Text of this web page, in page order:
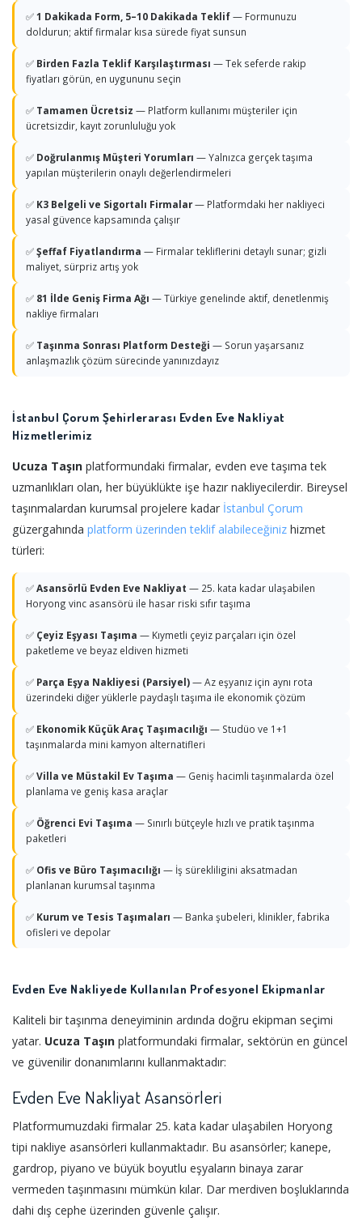
✅1 Dakikada Form, 5–10 Dakikada Teklif— Formunuzu
doldurun; aktif firmalar kısa sürede fiyat sunsun
✅ Birden Fazla Teklif Karşılaştırması — Tek seferde rakip
fiyatları görün, en uygununu seçin
✅ Tamamen Ücretsiz — Platform kullanımı müşteriler için
ücretsizdir, kayıt zorunluluğu yok
✅ Doğrulanmış Müşteri Yorumları — Yalnızca gerçek taşıma
yapılan müşterilerin onaylı değerlendirmeleri
✅ K3 Belgeli ve Sigortalı Firmalar— Platformdaki her nakliyeci
yasal güvence kapsamında çalışır
✅Şeffaf Fiyatlandırma — Firmalar tekliflerini detaylı sunar; gizli
maliyet, sürpriz artış yok
✅ 81 İlde Geniş Firma Ağı — Türkiye genelinde aktif, denetlenmiş
nakliye firmaları
✅ Taşınma Sonrası Platform Desteği — Sorun yaşarsanız
anlaşmazlık çözüm sürecinde yanınızdayız
İstanbul Çorum Şehirlerarası Evden Eve Nakliyat
Hizmetlerimiz
Ucuza Taşın platformundaki firmalar, evden eve taşıma tek
uzmanlıkları olan, her büyüklükte işe hazır nakliyecilerdir. Bireysel
taşınmalardan kurumsal projelere kadar İstanbul Çorum
güzergahında platform üzerinden teklif alabileceğiniz hizmet
türleri:
✅Asansörlü Evden Eve Nakliyat — 25. kata kadar ulaşabilen
Horyong vinc asansörü ile hasar riski sıfır taşıma
✅ Çeyiz Eşyası Taşıma — Kıymetli çeyiz parçaları için özel
paketleme ve beyaz eldiven hizmeti
✅ Parça Eşya Nakliyesi (Parsiyel)— Az eşyanız için aynı rota
üzerindeki diğer yüklerle paydaşlı taşıma ile ekonomik çözüm
✅ Ekonomik Küçük Araç Taşımacılığı — Studüo ve 1+1
taşınmalarda mini kamyon alternatifleri
✅Villa ve Müstakil Ev Taşıma — Geniş hacimli taşınmalarda özel
planlama ve geniş kasa araçlar
✅ Öğrenci Evi Taşıma — Sınırlı bütçeyle hızlı ve pratik taşınma
paketleri
✅ Ofis ve Büro Taşımacılığı — İş sürekliligini aksatmadan
planlanan kurumsal taşınma
✅ Kurum ve Tesis Taşımaları — Banka şubeleri, klinikler, fabrika
ofisleri ve depolar
Evden Eve Nakliyede Kullanılan Profesyonel Ekipmanlar
Kaliteli bir taşınma deneyiminin ardında doğru ekipman seçimi
yatar. Ucuza Taşın platformundaki firmalar, sektörün en güncel
ve güvenilir donanımlarını kullanmaktadır:
Evden Eve Nakliyat Asansörleri
Platformumuzdaki firmalar 25. kata kadar ulaşabilen Horyong
tipi nakliye asansörleri kullanmaktadır. Bu asansörler; kanepe,
gardrop, piyano ve büyük boyutlu eşyaların binaya zarar
vermeden taşınmasını mümkün kılar. Dar merdiven boşluklarında
dahi dış cephe üzerinden güvenle çalışır.